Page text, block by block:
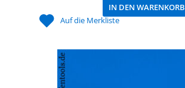
IN DEN WARENKORB
Auf die Merkliste